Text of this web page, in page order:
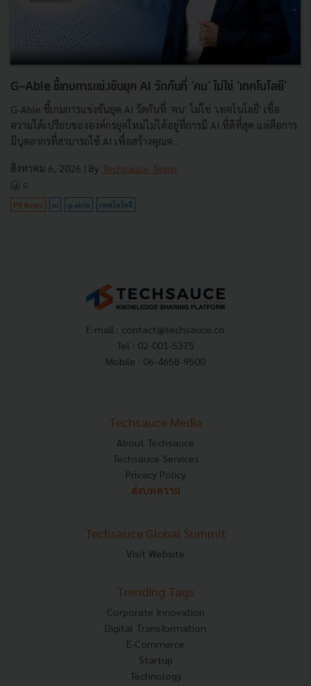
G-Able ชี้เกมการแข่งขันยุค AI วัดกันที่ 'คน' ไม่ใช่ 'เทคโนโลยี'
G-Able ชี้เกมการแข่งขันยุค AI วัดกันที่ 'คน' ไม่ใช่ 'เทคโนโลยี' เชื่อ
ความได้เปรียบขององค์กรยุคใหม่ไม่ได้อยู่ที่การมี AI ที่ดีที่สุด แต่คือการ
มีบุคลากรที่สามารถใช้ AI เพื่อสร้างคุณค...
สิงหาคม 6, 2026 | By Techsauce Team
0
PR News ai g-able เทคโนโลยี
E-mail : contact@techsauce.co
Tel : 02-001-5375
Mobile : 06-4658-9500
Techsauce Media
About Techsauce
Techsauce Services
Privacy Policy
ส่งบทความ
Techsauce Global Summit
Visit Website
Trending Tags
Corporate Innovation
Digital Transformation
E-Commerce
Startup
Technology